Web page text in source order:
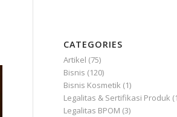
CATEGORIES
Artikel (75)
Bisnis (120)
Bisnis Kosmetik (1)
Legalitas & Sertifikasi Produk
Legalitas BPOM (3)